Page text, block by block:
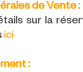
de Vente :
sur la
ici
: